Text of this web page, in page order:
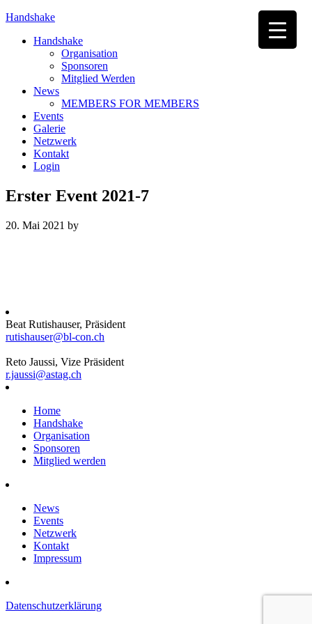
Handshake
Handshake
Organisation
Sponsoren
Mitglied Werden
News
MEMBERS FOR MEMBERS
Events
Galerie
Netzwerk
Kontakt
Login
Erster Event 2021-7
20. Mai 2021 by
Beat Rutishauser, Präsident
rutishauser@bl-con.ch
Reto Jaussi, Vize Präsident
r.jaussi@astag.ch
Home
Handshake
Organisation
Sponsoren
Mitglied werden
News
Events
Netzwerk
Kontakt
Impressum
Datenschutzerklärung